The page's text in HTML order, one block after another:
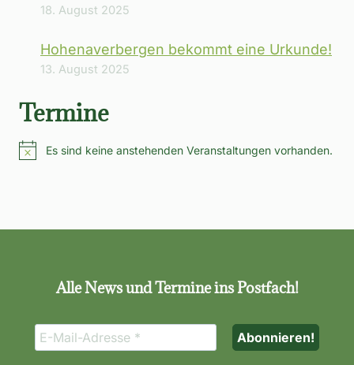
18. August 2025
Hohenaverbergen bekommt eine Urkunde!
13. August 2025
Termine
HinweisEs sind keine anstehenden Veranstaltungen vorhanden.
Alle News und Termine ins Postfach!